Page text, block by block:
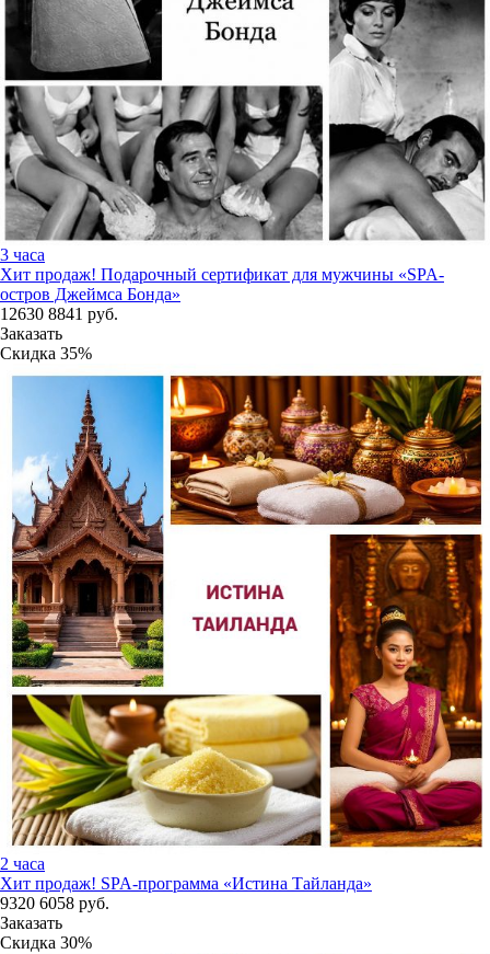
3 часа
Хит продаж! Подарочный сертификат для мужчины «SPA-
остров Джеймса Бонда»
12630 8841 руб.
Заказать
Скидка 35%
2 часа
Хит продаж! SPA-программа «Истина Тайланда»
9320 6058 руб.
Заказать
Скидка 30%